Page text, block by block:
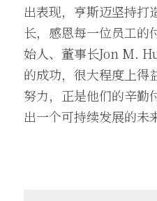
出表现，亨斯迈坚持打
长，感恩每一位员工的
始人、董事长Jon M.
的成功，很大程度上得
努力，正是他们的辛勤
出一个可持续发展的未